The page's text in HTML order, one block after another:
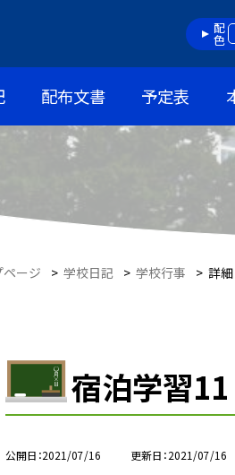
配色
配布文書 予定表
ページ > 学校日記 > 学校行事 > 詳細
宿泊学習11
公開日 2021/07/16 更新日 2021/07/16